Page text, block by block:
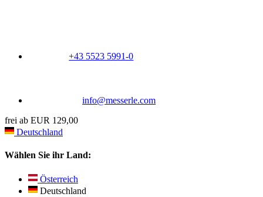
+43 5523 5991-0
info@messerle.com
frei ab EUR 129,00
Deutschland
Wählen Sie ihr Land:
Österreich
Deutschland